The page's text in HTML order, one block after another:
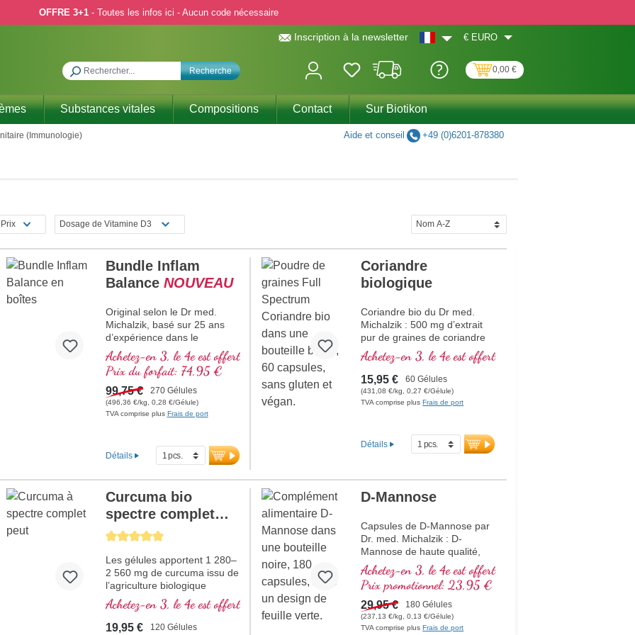
OFFRE 3+1 - Toutes les infos ici - Aucun code nécessaire
Inscription à la newsletter € EURO
Recherche 0,00 €
Substances vitales Compositions Contact Sur Biotikon
(Immunologie) Aide et conseil +49 (0)6201-878380
Prix Dosage de Vitamine D3
Bundle Inflam
Balance NOUVEAU
Original selon le Dr med.
Michalzik, basé sur 25 ans
d’expérience dans le
développement de
combinaisons de substances
naturelles de haute qualité.
Association de trois extraits
de plantes hautement purs :
extrait de thé vert avec 98 %
avec 95 % de curcuminoïdes
dans une matrice de lécithine,
ainsi qu’extrait d’encens
(Boswellia serrata) avec 85 %
d’acides boswelliques.
L’association soigneusement
équilibrée de ces extraits
standardisés réunit des
matières premières de haute
qualité, une qualité contrôlée
et une pureté constante.
plus d’informations sur
le bundle
Achetez-en 3, le 4e est offert
Prix du forfait: 74,95 €
99,75 € 270 Gélules
(496,36 €/kg, 0,28 €/Gélule)
TVA comprise plus Frais de port
Détails
Coriandre
biologique
Coriandre bio du Dr med.
Michalzik : 500 mg d’extrait
pur de graines de coriandre
bio par gélule. Tous les
précieux composants de la
coriandre en qualité premium.
Végan, sans additifs et avec
un scellage sans aluminium.
graines de coriandre bio
Achetez-en 3, le 4e est offert
15,95 € 60 Gélules
(431,08 €/kg, 0,27 €/Gélule)
TVA comprise plusFrais de port
Détails
Average rating of 5 out of 5 stars
Curcuma bio
spectre complet
NOUVEAU
Les gélules apportent 1 280–
2 560 mg de curcuma issu de
l’agriculture biologique
certifiée par dose journalière
et contiennent, en plus de la
curcumine, des tumérones et
Achetez-en 3, le 4e est offert
19,95 € 120 Gélules
D-Mannose
Capsules de D-Mannose par
Dr. med. Michalzik : D-
Mannose de haute qualité,
exceptionnellement pure en
dosage optimal – végan,
naturel et sans additifs.
Conçu pour une utilisation
quotidienne ciblée avec
jusqu'à 5 g de D-Mannose
Achetez-en 3, le 4e est offert
Prix promotionnel: 23,95 €
29,95 € 180 Gélules
(237,13 €/kg, 0,13 €/Gélule)
TVA comprise plusFrais de port